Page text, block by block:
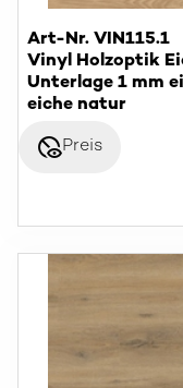
Art-Nr. VIN115.1
Vinyl Holzoptik
Unterlage 1 mm
eiche natur
disabled_visiblePreis